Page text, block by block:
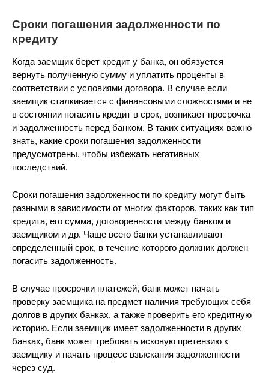
Сроки погашения задолженности по
кредиту
Когда заемщик берет кредит у банка, он обязуется
вернуть полученную сумму и уплатить проценты в
соответствии с условиями договора. В случае если
заемщик сталкивается с финансовыми сложностями и не
в состоянии погасить кредит в срок, возникает просрочка
и задолженность перед банком. В таких ситуациях важно
знать, какие сроки погашения задолженности
предусмотрены, чтобы избежать негативных
последствий.
Сроки погашения задолженности по кредиту могут быть
разными в зависимости от многих факторов, таких как тип
кредита, его сумма, договоренности между банком и
заемщиком и др. Чаще всего банки устанавливают
определенный срок, в течение которого должник должен
погасить задолженность.
В случае просрочки платежей, банк может начать
проверку заемщика на предмет наличия требующих себя
долгов в других банках, а также проверить его кредитную
историю. Если заемщик имеет задолженности в других
банках, банк может требовать исковую претензию к
заемщику и начать процесс взыскания задолженности
через суд.